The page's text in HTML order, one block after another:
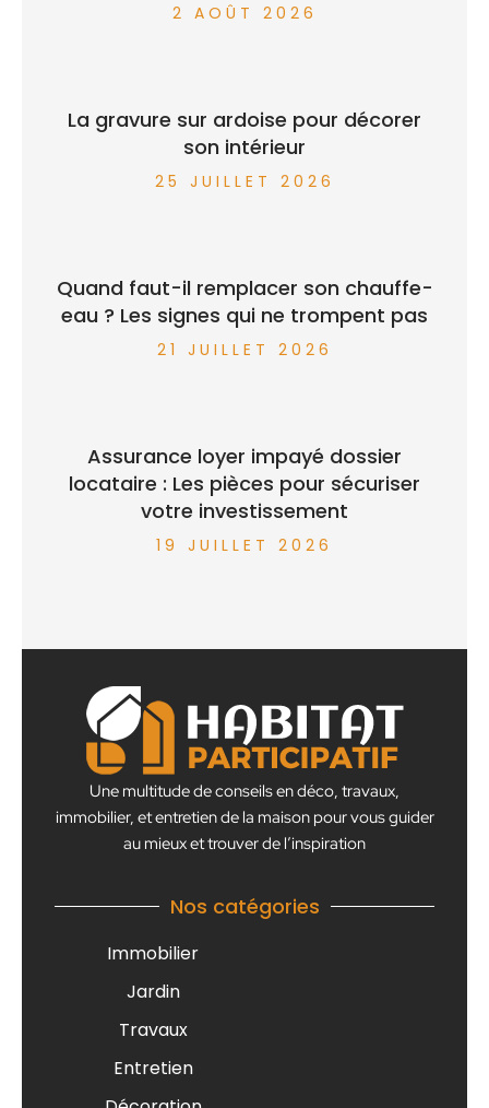
2 AOÛT 2026
La gravure sur ardoise pour décorer
son intérieur
25 JUILLET 2026
Quand faut-il remplacer son chauffe-
eau ? Les signes qui ne trompent pas
21 JUILLET 2026
Assurance loyer impayé dossier
locataire : Les pièces pour sécuriser
votre investissement
19 JUILLET 2026
Une multitude de conseils en déco, travaux,
immobilier, et entretien de la maison pour vous guider
au mieux et trouver de l’inspiration
Nos catégories
Immobilier
Jardin
Travaux
Entretien